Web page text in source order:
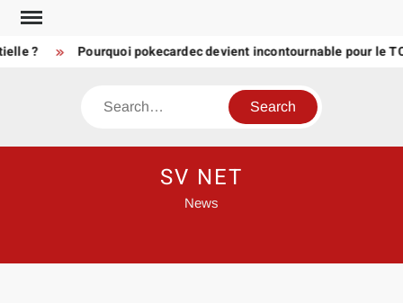
Skip
content
? Pourquoi pokecardec devient incontournable pour le TCG
Search
SV NET
News